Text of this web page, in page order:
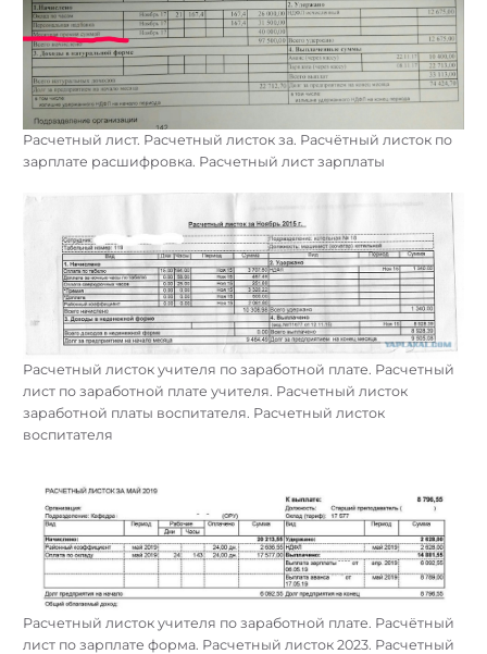
Расчетный лист. Расчетный листок за. Расчётный листок по
зарплате расшифровка. Расчетный лист зарплаты
Расчетный листок учителя по заработной плате. Расчетный
лист по заработной плате учителя. Расчетный листок
заработной платы воспитателя. Расчетный листок
воспитателя
Расчетный листок учителя по заработной плате. Расчётный
лист по зарплате форма. Расчетный листок 2023. Расчетный